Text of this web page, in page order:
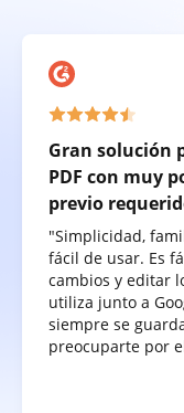
Gran solución
PDF con muy
previo
"Simplicidad,
fácil de usar. Es
cambios y editar
utiliza junto a
siempre se
preocuparte por